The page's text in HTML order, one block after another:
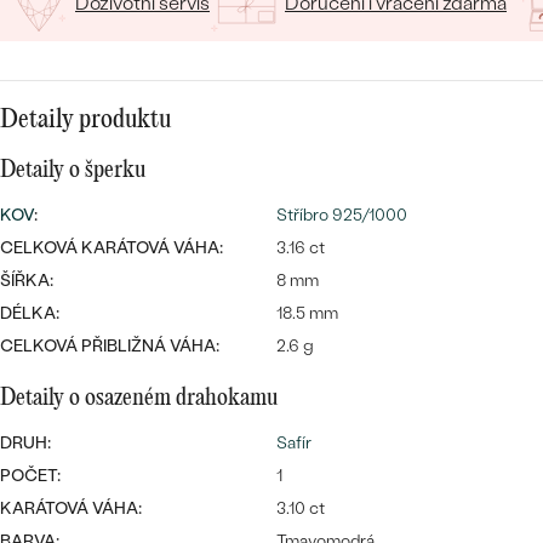
Nejprodávanější
snubní prsteny
DRAHOKAM
DLE MATERIÁLU
ZLATO
STŘÍBRO
S LAB-GROWN DIAMANTY
S PERLAMI
DLE STYLU
PERSONALIZOVANÉ
SYMBOLICKÉ
MINIMALISTICKÉ
PODLE PŘÍLEŽITOSTI
Nejprodávanější
LUXUSNÍ
CENOVĚ DOSTUPNÉ
Detaily produktu
Detaily o šperku
KOV:
Stříbro 925/1000
CELKOVÁ KARÁTOVÁ VÁHA:
3.16 ct
ŠÍŘKA:
8 mm
DÉLKA:
18.5 mm
CELKOVÁ PŘIBLIŽNÁ VÁHA:
2.6 g
Detaily o osazeném drahokamu
DRUH:
Safír
POČET:
1
KARÁTOVÁ VÁHA:
3.10 ct